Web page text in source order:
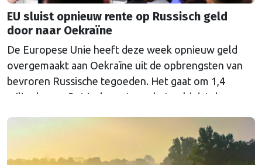
EU sluist opnieuw rente op Russisch geld
door naar Oekraïne
De Europese Unie heeft deze week opnieuw geld
overgemaakt aan Oekraïne uit de opbrengsten van
bevroren Russische tegoeden. Het gaat om 1,4
miljard euro. Dat is de rente op het geld dat de
Euroclear parkeerde. De EU bevroor dat geld na de
Continued